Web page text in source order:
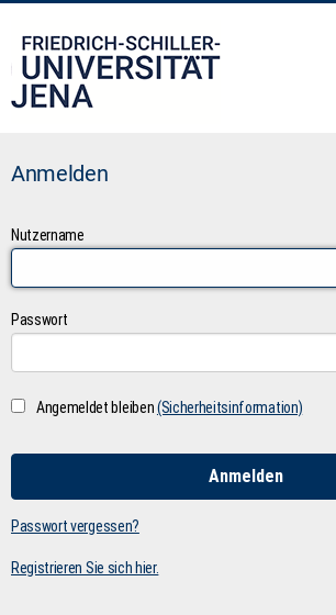
Anmelden
Nutzername
Passwort
Angemeldet bleiben(Sicherheitsinformation)
Passwort vergessen?
Registrieren Sie sich hier.